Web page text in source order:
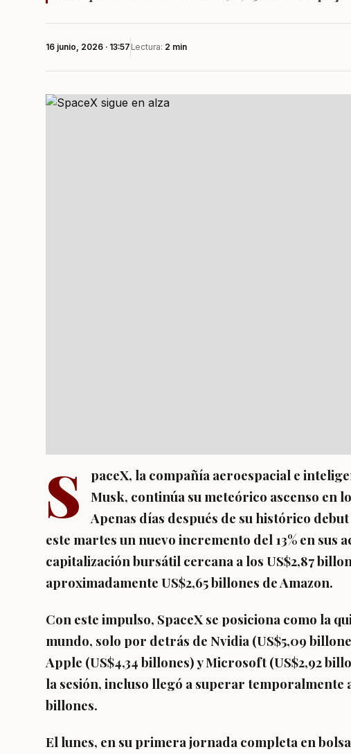
16 junio, 2026 · 13:57 Lectura: 2 min
S
paceX, la compañía aeroespacial e
Musk, continúa su meteórico ascenso en
Apenas días después de su histórico
este martes un nuevo incremento del 13% en sus
capitalización bursátil cercana a los US$2,87
aproximadamente US$2,65 billones de Amazon.
Con este impulso, SpaceX se posiciona como la
mundo, solo por detrás de Nvidia (US$5,09
Apple (US$4,34 billones) y Microsoft (US$2,92
la sesión, incluso llegó a superar temporalmente
billones.
El lunes, en su primera jornada completa en